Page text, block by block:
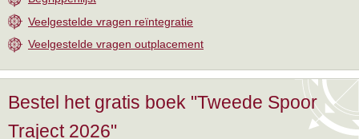
Veelgestelde vragen reïntegratie
Veelgestelde vragen outplacement
Bestel het gratis boek "Tweede Spoor
Traject 2026"